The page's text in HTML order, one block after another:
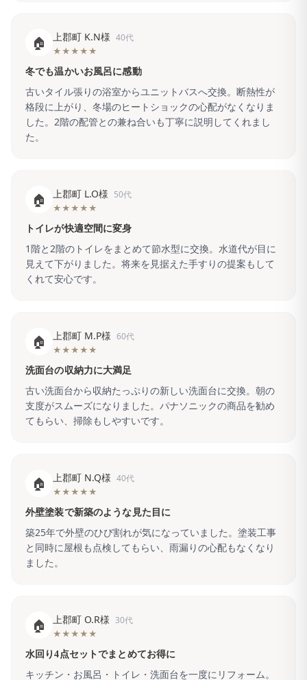
🏠 上郡町 K.N様 40代
★★★★★
冬でも温かいお風呂に感動
古いタイル張りの浴室からユニットバスへ交換。断熱性が
格段に上がり、冬場のヒートショックの心配がなくなりま
した。2階の配管との兼ね合いも丁寧に説明してくれまし
た。
🏠 上郡町 L.O様 50代
★★★★★
トイレが快適空間に変身
1階と2階のトイレをまとめて節水型に交換。水道代が目に
見えて下がりました。将来を見据えた手すりの提案もして
くれて安心です。
🏠 上郡町 M.P様 60代
★★★★★
洗面台の収納力に大満足
古い洗面台から収納たっぷりの新しい洗面台に交換。朝の
支度がスムーズになりました。パナソニックの商品を勧め
てもらい、掃除もしやすいです。
🏠 上郡町 N.Q様 40代
★★★★★
外壁塗装で新築のような見た目に
築25年で外壁のひび割れが気になっていました。塗装工事
と同時に屋根も点検してもらい、雨漏りの心配もなくなり
ました。
🏠 上郡町 O.R様 30代
★★★★★
水回り4点セットでまとめてお得に
キッチン・お風呂・トイレ・洗面台を一度にリフォーム。